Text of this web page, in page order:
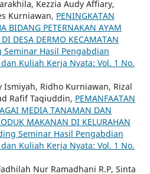
Kezzia Audy Affiary,
Kurniawan, PENINGKATAN
BIDANG PETERNAKAN AYAM
DESA DERMO KECAMATAN
Seminar Hasil Pengabdian
Kuliah Kerja Nyata: Vol. 1 No.
Ismiyah, Ridho Kurniawan, Rizal
Rafif Taqiuddin, PEMANFAATAN
MEDIA TANAMAN DAN
MAKANAN DI KELURAHAN
Seminar Hasil Pengabdian
Kuliah Kerja Nyata: Vol. 1 No.
Nur Ramadhani R.P, Sinta